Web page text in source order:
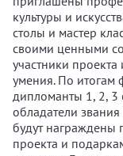
культуры и
столы и мастер
своими ценными
участники
умения. По итогам
дипломанты 1, 2, 3
обладатели
будут награждены
проекта и